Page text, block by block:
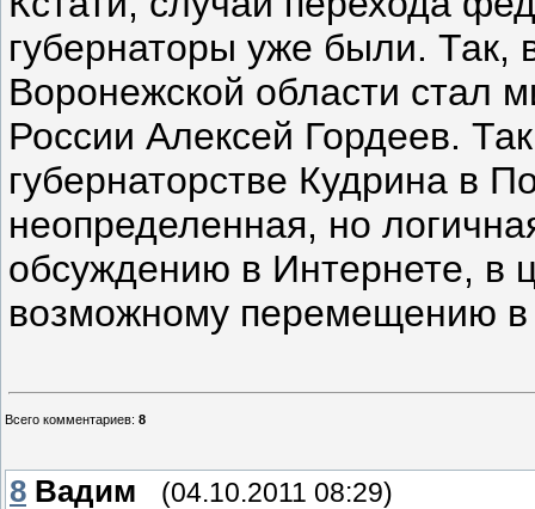
губернаторы уже были. Так,
Воронежской области стал
России Алексей Гордеев.
губернаторстве Кудрина в
неопределенная, но
обсуждению в Интернете, в
возможному перемещению в
Всего комментариев: 8
8 Вадим (04.10.2011 08:29)